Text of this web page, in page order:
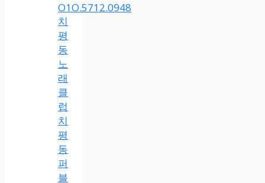
O1O.5712.0948
치
평
동
노
래
클
럽
치
평
동
퍼
블